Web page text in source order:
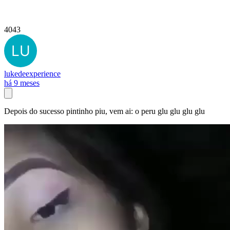
4043
lukedeexperience
há 9 meses
Depois do sucesso pintinho piu, vem ai: o peru glu glu glu glu